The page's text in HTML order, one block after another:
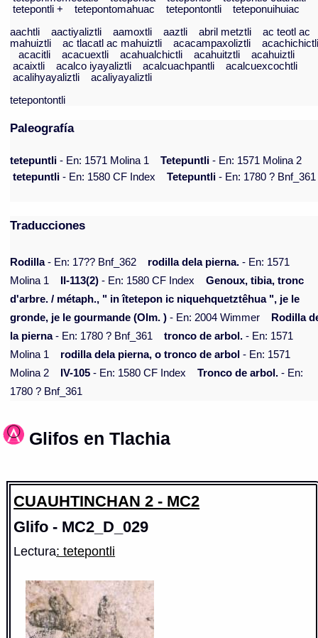
tetepontli +
tetepontomahuac tetepontontli
teteponuihuiac
aachtli
aactiyaliztli aamoxtli aaztli abril metztli
ac teotl ac
mahuiztli
ac tlacatl ac mahuiztli acacampaxoliztli
acacitli
acacuextli acahualchictli acahuitztli
acahuiztli
acaixtli
acalco iyayaliztli acalcuachpantli
acalcuexcochtli
acalihyayaliztli
acaliyayaliztli
tetepontontli
Paleografía
tetepuntli - En: 1571 Molina 1 Tetepuntli - En: 1571 Molina 2
tetepuntli - En: 1580 CF Index Tetepuntli - En: 1780 ? Bnf_361
Traducciones
Rodilla- En: 17?? Bnf_362 rodilla dela pierna. - En: 1571
Molina 1
II-113(2) - En: 1580 CF Index
Genoux, tibia, tronc
d'arbre. / métaph., " in îtetepon ic niquehquetztêhua ", je le
gronde, je le gourmande (Olm. ) - En: 2004 Wimmer
Rodilla
la pierna- En: 1780 ? Bnf_361 tronco de arbol. - En: 1571
Molina 1
rodilla dela pierna, o tronco de arbol - En: 1571
Molina 2
IV-105 - En: 1580 CF Index Tronco de arbol. - En:
1780 ? Bnf_361
Glifos en Tlachia
CUAUHTINCHAN 2 - MC2
Glifo - MC2_D_029
Lectura: tetepontli